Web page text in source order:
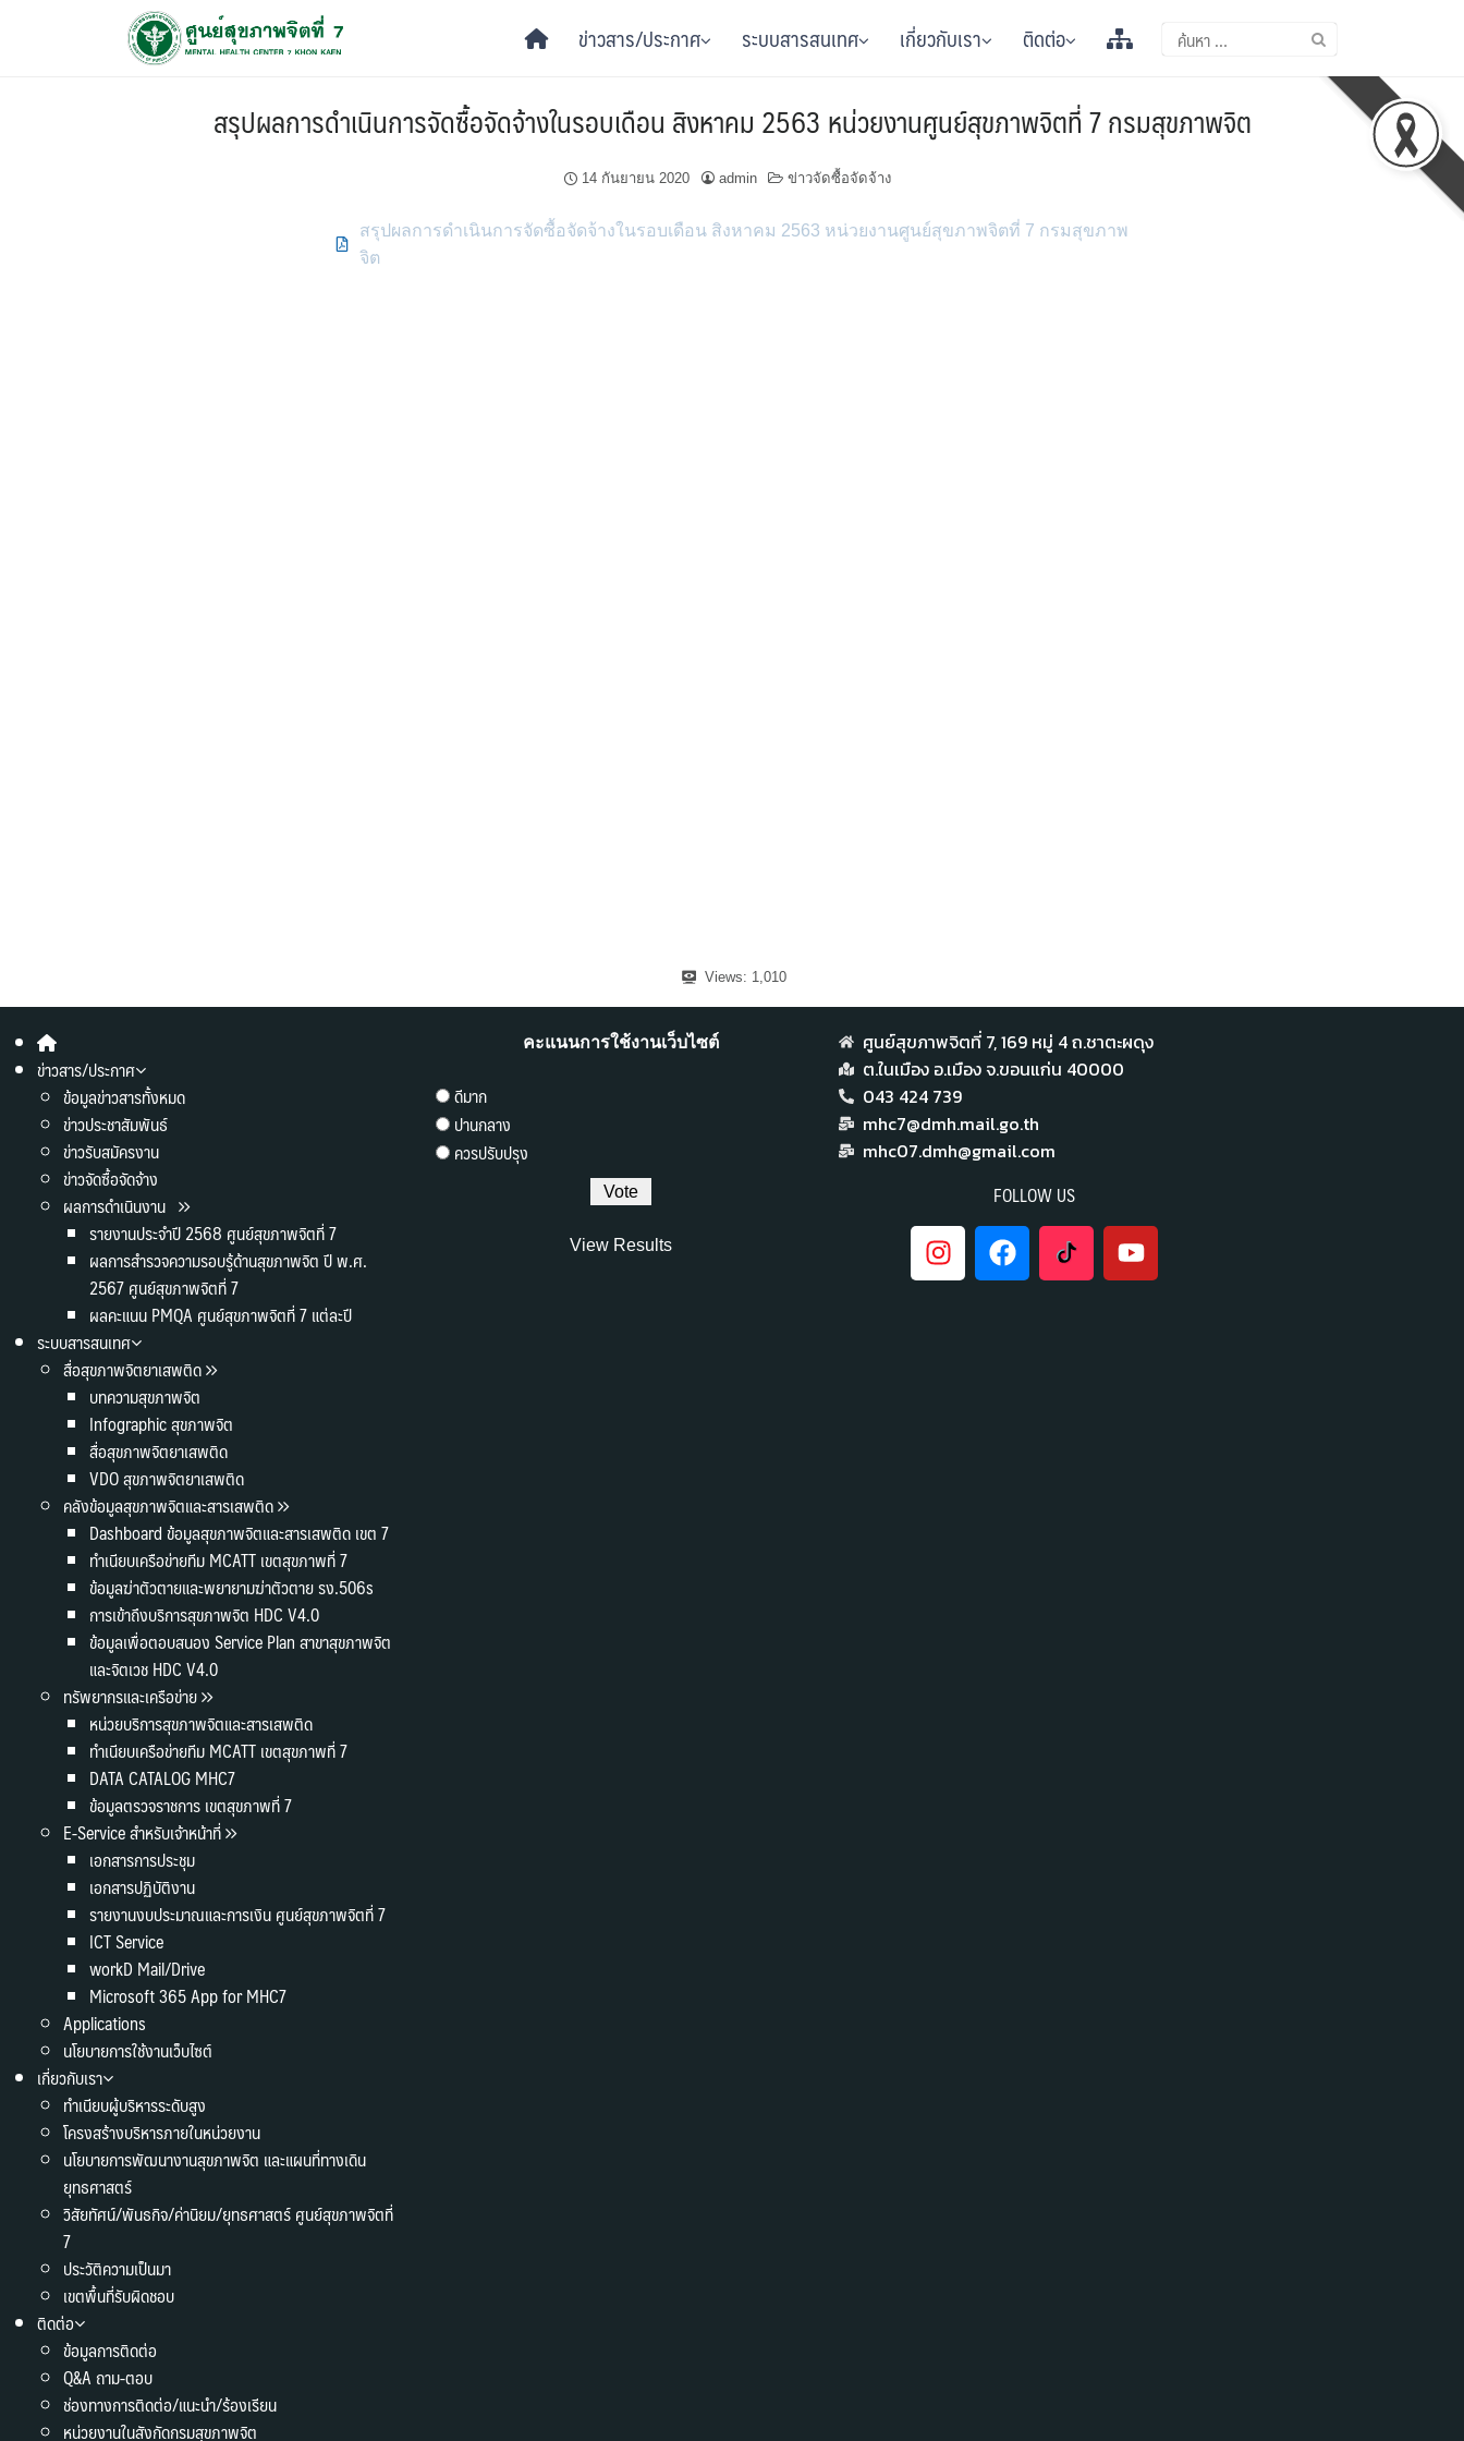
ข่าวสาร/ประกาศ ระบบสารสนเทศ เกี่ยวกับเรา ติดต่อ
สรุปผลการดำเนินการจัดซื้อจัดจ้างในรอบเดือน สิงหาคม 2563 หน่วยงานศูนย์สุขภาพจิตที่ 7 กรมสุขภาพจิต
14 กันยายน 2020 admin ข่าวจัดซื้อจัดจ้าง
สรุปผลการดำเนินการจัดซื้อจัดจ้างในรอบเดือน สิงหาคม 2563 หน่วยงานศูนย์สุขภาพจิตที่ 7 กรมสุขภาพ
จิต
Views: 1,010
ข่าวสาร/ประกาศ
ข้อมูลข่าวสารทั้งหมด
ข่าวประชาสัมพันธ์
ข่าวรับสมัครงาน
ข่าวจัดซื้อจัดจ้าง
ผลการดำเนินงาน
รายงานประจำปี 2568 ศูนย์สุขภาพจิตที่ 7
ผลการสำรวจความรอบรู้ด้านสุขภาพจิต ปี พ.ศ.
2567 ศูนย์สุขภาพจิตที่ 7
ผลคะแนน PMQA ศูนย์สุขภาพจิตที่ 7 แต่ละปี
ระบบสารสนเทศ
สื่อสุขภาพจิตยาเสพติด
บทความสุขภาพจิต
Infographic สุขภาพจิต
สื่อสุขภาพจิตยาเสพติด
VDO สุขภาพจิตยาเสพติด
คลังข้อมูลสุขภาพจิตและสารเสพติด
Dashboard ข้อมูลสุขภาพจิตและสารเสพติด เขต 7
ทำเนียบเครือข่ายทีม MCATT เขตสุขภาพที่ 7
ข้อมูลฆ่าตัวตายและพยายามฆ่าตัวตาย รง.506s
การเข้าถึงบริการสุขภาพจิต HDC V4.0
ข้อมูลเพื่อตอบสนอง Service Plan สาขาสุขภาพจิต
และจิตเวช HDC V4.0
ทรัพยากรและเครือข่าย
หน่วยบริการสุขภาพจิตและสารเสพติด
ทำเนียบเครือข่ายทีม MCATT เขตสุขภาพที่ 7
DATA CATALOG MHC7
ข้อมูลตรวจราชการ เขตสุขภาพที่ 7
E-Service สำหรับเจ้าหน้าที่
เอกสารการประชุม
เอกสารปฏิบัติงาน
รายงานงบประมาณและการเงิน ศูนย์สุขภาพจิตที่ 7
ICT Service
workD Mail/Drive
Microsoft 365 App for MHC7
Applications
นโยบายการใช้งานเว็บไซต์
เกี่ยวกับเรา
ทำเนียบผู้บริหารระดับสูง
โครงสร้างบริหารภายในหน่วยงาน
นโยบายการพัฒนางานสุขภาพจิต และแผนที่ทางเดิน
ยุทธศาสตร์
วิสัยทัศน์/พันธกิจ/ค่านิยม/ยุทธศาสตร์ ศูนย์สุขภาพจิตที่
7
ประวัติความเป็นมา
เขตพื้นที่รับผิดชอบ
ติดต่อ
ข้อมูลการติดต่อ
Q&A ถาม-ตอบ
ช่องทางการติดต่อ/แนะนำ/ร้องเรียน
หน่วยงานในสังกัดกรมสุขภาพจิต
คะแนนการใช้งานเว็บไซต์
ดีมาก
ปานกลาง
ควรปรับปรุง
View Results
ศูนย์สุขภาพจิตที่ 7,​ 169 หมู่ 4 ถ.ชาตะผดุง
ต.ในเมือง อ.เมือง จ.ขอนแก่น 40000
043 424 739
mhc7@dmh.mail.go.th
mhc07.dmh@gmail.com
FOLLOW US